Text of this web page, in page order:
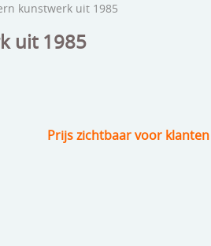
kunstwerk uit 1985
uit 1985
Prijs zichtbaar voor